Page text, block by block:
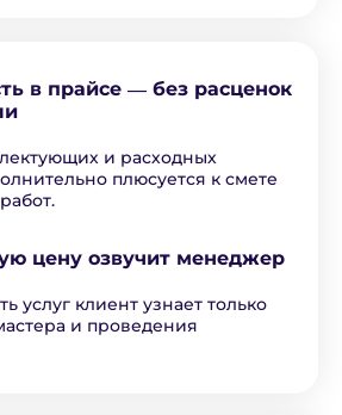
в прайсе ― без расценок
и расходных
плюсуется к смете
цену озвучит менеджер
услуг клиент узнает только
и проведения